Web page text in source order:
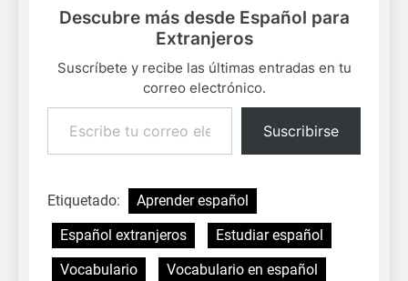
Descubre más desde Español para
Extranjeros
Suscríbete y recibe las últimas entradas en tu
correo electrónico.
Escribe tu correo electrónico…
Suscribirse
Etiquetado:
Aprender español
Español extranjeros
Estudiar español
Vocabulario
Vocabulario en español